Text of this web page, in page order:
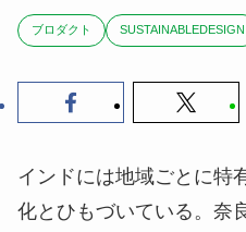
ブロダクト SUSTAINABLEDESIGN
インドには地域ごとに特
化とひもづいている。奈